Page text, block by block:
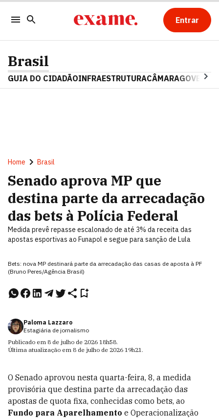
Entrar
Brasil
GUIA DO CIDADÃOINFRAESTRUTURACÂMARAGOVERNO
Home Brasil
Senado aprova MP que
destina parte da arrecadação
das bets à Polícia Federal
Medida prevê repasse escalonado de até 3% da receita das
apostas esportivas ao Funapol e segue para sanção de Lula
Bets: nova MP destinará parte da arrecadação das casas de aposta à PF
(Bruno Peres/Agência Brasil)
Paloma Lazzaro
Estagiária de jornalismo
Publicado em 8 de julho de 2026 18h58.
Última atualização em 8 de julho de 2026 19h21.
O Senado aprovou nesta quarta-feira, 8, a medida
provisória que destina parte da arrecadação das
apostas de quota fixa, conhecidas como bets, ao
Fundo para Aparelhamento e Operacionalização